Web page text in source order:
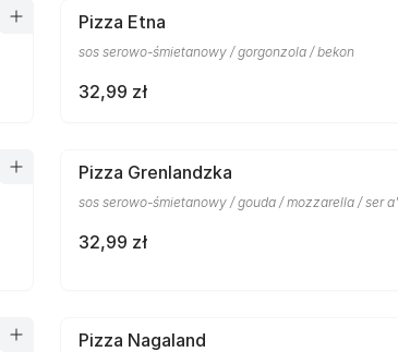
Pizza Etna
sos serowo-śmietanowy / gorgonzola / bekon
32,99 zł
Pizza Grenlandzka
sos serowo-śmietanowy / gouda / mozzarella / ser
32,99 zł
Pizza Nagaland